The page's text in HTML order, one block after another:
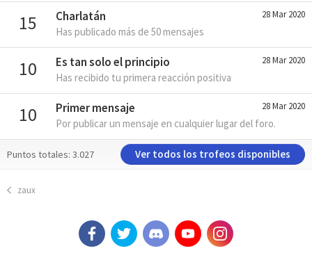
15 28 Mar 2020
Charlatán
Has publicado más de 50 mensajes
10 28 Mar 2020
Es tan solo el principio
Has recibido tu primera reacción positiva
10 28 Mar 2020
Primer mensaje
Por publicar un mensaje en cualquier lugar del foro.
Puntos totales: 3.027 Ver todos los trofeos disponibles
zaux